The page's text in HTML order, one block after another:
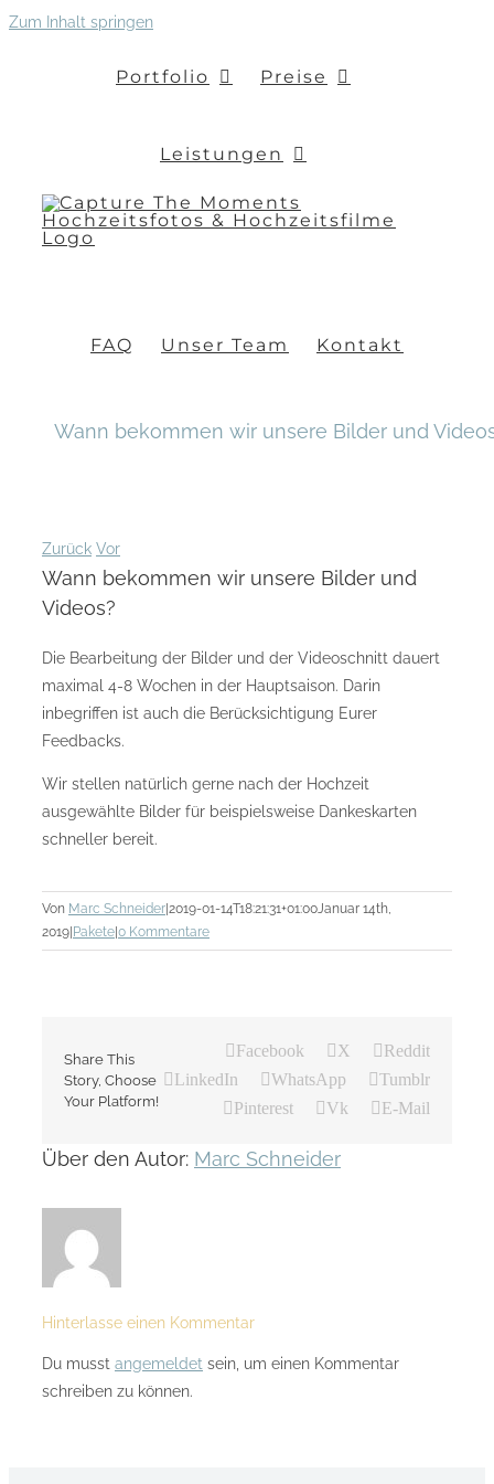
Zum Inhalt springen
Portfolio Preise
Leistungen
FAQ Unser Team Kontakt
Wann bekommen wir unsere Bilder und
Zurück Vor
Wann bekommen wir unsere Bilder und
Videos?
Die Bearbeitung der Bilder und der Videoschnitt dauert
maximal 4-8 Wochen in der Hauptsaison. Darin
inbegriffen ist auch die Berücksichtigung Eurer
Feedbacks.
Wir stellen natürlich gerne nach der Hochzeit
ausgewählte Bilder für beispielsweise Dankeskarten
schneller bereit.
Von Marc Schneider|2019-01-14T18:21:31+01:00 Januar 14th,
2019|Pakete|0 Kommentare
Share This
Story, Choose
Your Platform!
Facebook X
Reddit
LinkedIn
WhatsApp
Tumblr
Pinterest
Vk E-Mail
Über den Autor: Marc Schneider
Hinterlasse einen Kommentar
Du musst angemeldet sein, um einen Kommentar
schreiben zu können.